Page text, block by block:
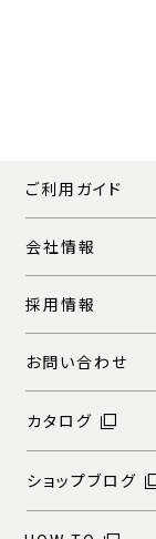
ご利用ガイド
会社情報
採用情報
お問い合わせ
カタログ
ショップブログ